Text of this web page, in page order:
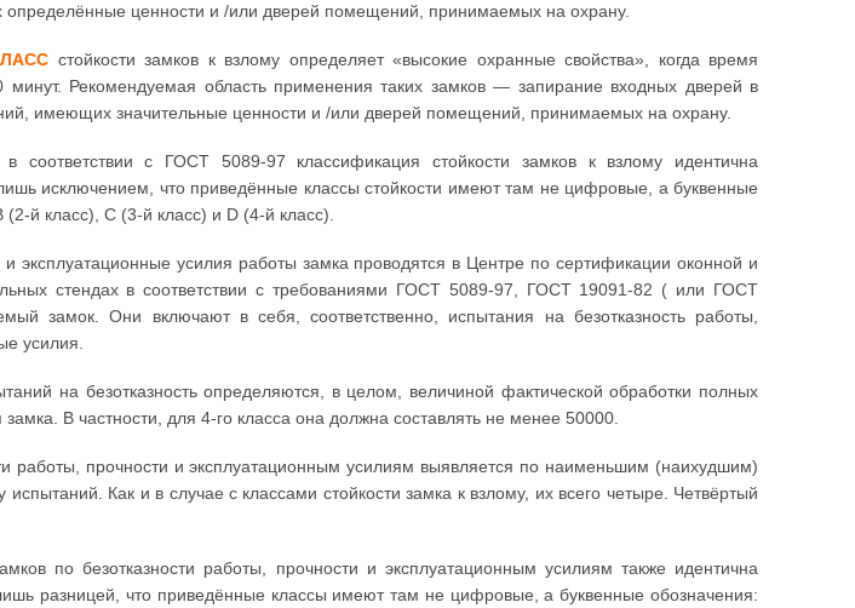
ценности и /или дверей помещений, принимаемых на охрану.
стойкости замков к взлому определяет «высокие охранные свойства», когда время
Рекомендуемая область применения таких замков — запирание входных дверей в
имеющих значительные ценности и /или дверей помещений, принимаемых на охрану.
соответствии с ГОСТ 5089-97 классификация стойкости замков к взлому идентична
исключением, что приведённые классы стойкости имеют там не цифровые, а буквенные
й класс), С (3-й класс) и D (4-й класс).
и эксплуатационные усилия работы замка проводятся в Центре по сертификации оконной и
стендах в соответствии с требованиями ГОСТ 5089-97, ГОСТ 19091-82 ( или ГОСТ
замок. Они включают в себя, соответственно, испытания на безотказность работы,
усилия.
на безотказность определяются, в целом, величиной фактической обработки полных
В частности, для 4-го класса она должна составлять не менее 50000.
работы, прочности и эксплуатационным усилиям выявляется по наименьшим (наихудшим)
испытаний. Как и в случае с классами стойкости замка к взлому, их всего четыре. Четвёртый
по безотказности работы, прочности и эксплуатационным усилиям также идентична
разницей, что приведённые классы имеют там не цифровые, а буквенные обозначения: